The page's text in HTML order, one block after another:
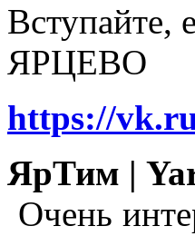
ЯРЦЕВО
https://
ЯрТим |
Очень